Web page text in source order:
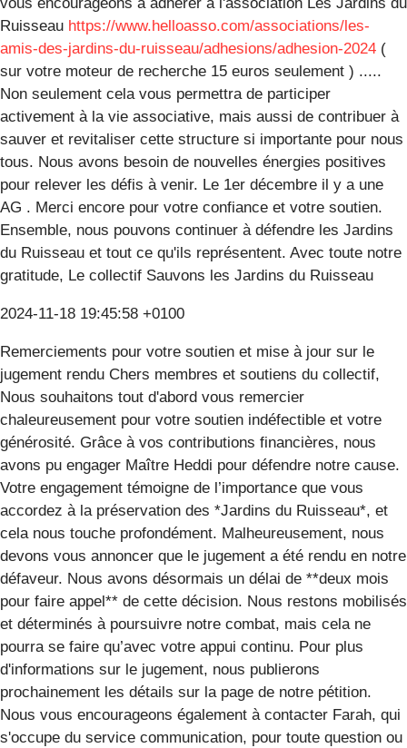
vous encourageons à adhérer à l'association Les Jardins du
Ruisseau https://www.helloasso.com/associations/les-
amis-des-jardins-du-ruisseau/adhesions/adhesion-2024 (
sur votre moteur de recherche 15 euros seulement ) .....
Non seulement cela vous permettra de participer
activement à la vie associative, mais aussi de contribuer à
sauver et revitaliser cette structure si importante pour nous
tous. Nous avons besoin de nouvelles énergies positives
pour relever les défis à venir. Le 1er décembre il y a une
AG . Merci encore pour votre confiance et votre soutien.
Ensemble, nous pouvons continuer à défendre les Jardins
du Ruisseau et tout ce qu'ils représentent. Avec toute notre
gratitude, Le collectif Sauvons les Jardins du Ruisseau
2024-11-18 19:45:58 +0100
Remerciements pour votre soutien et mise à jour sur le
jugement rendu Chers membres et soutiens du collectif,
Nous souhaitons tout d'abord vous remercier
chaleureusement pour votre soutien indéfectible et votre
générosité. Grâce à vos contributions financières, nous
avons pu engager Maître Heddi pour défendre notre cause.
Votre engagement témoigne de l’importance que vous
accordez à la préservation des *Jardins du Ruisseau*, et
cela nous touche profondément. Malheureusement, nous
devons vous annoncer que le jugement a été rendu en notre
défaveur. Nous avons désormais un délai de **deux mois
pour faire appel** de cette décision. Nous restons mobilisés
et déterminés à poursuivre notre combat, mais cela ne
pourra se faire qu’avec votre appui continu. Pour plus
d'informations sur le jugement, nous publierons
prochainement les détails sur la page de notre pétition.
Nous vous encourageons également à contacter Farah, qui
s'occupe du service communication, pour toute question ou